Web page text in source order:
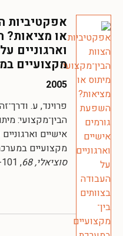
אפקטיביות
או מציאות?
וארגוניים
מקצועיים
2005
הבין־מקצועי:
אישיים
מקצועיים
סוציאלי, 68
, 70-101.